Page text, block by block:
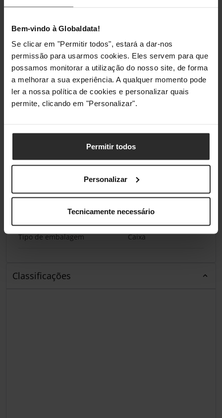
Bem-vindo à Globaldata!
Se clicar em "Permitir todos", estará a dar-nos
permissão para usarmos cookies. Eles servem para que
possamos monitorar a utilização do nosso site, de forma
a melhorar a sua experiência. A qualquer momento pode
ler a nossa política de cookies e personalizar quais
permite, clicando em "Personalizar".
Permitir todos
Personalizar
Tecnicamente necessário
Largura 480 mm
Profundidade 120 mm
Altura 600 mm
Comprimento da embalagem 495 mm
Profundidade da embalagem 120 mm
Altura da embalagem 181 mm
Peso da embalagem 3,88 kg
Tipo de embalagem Caixa
Classificações